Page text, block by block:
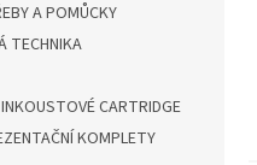
A POMŮCKY
TECHNIKA
CARTRIDGE
KOMPLETY